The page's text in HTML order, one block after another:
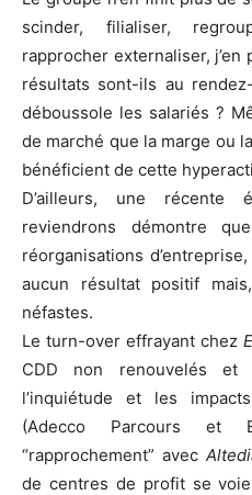
scinder, filialiser,
rapprocher externaliser,
résultats sont-ils au
déboussole les salariés ?
de marché que la marge ou
bénéficient de cette
D’ailleurs, une récente
reviendrons démontre
réorganisations
aucun résultat positif
néfastes.
Le turn-over effrayant chez
CDD non renouvelés et
l’inquiétude et les
(Adecco Parcours et
“rapprochement” avec
de centres de profit se